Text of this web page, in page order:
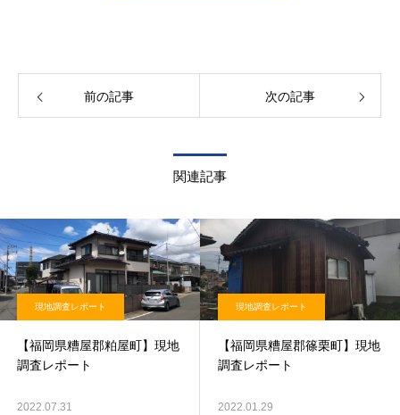
前の記事 次の記事
関連記事
現地調査レポート
【福岡県糟屋郡粕屋町】現地
調査レポート
2022.07.31
現地調査レポート
【福岡県糟屋郡篠栗町】現地
調査レポート
2022.01.29